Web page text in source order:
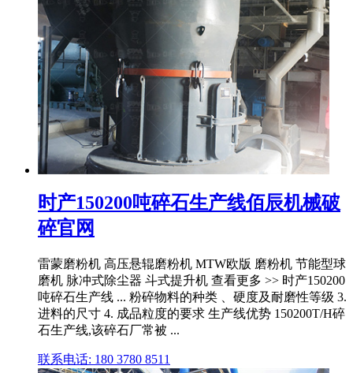
时产150200吨碎石生产线佰辰机械破
碎官网
雷蒙磨粉机 高压悬辊磨粉机 MTW欧版 磨粉机 节能型球
磨机 脉冲式除尘器 斗式提升机 查看更多 >> 时产150200
吨碎石生产线 ... 粉碎物料的种类 、硬度及耐磨性等级 3.
进料的尺寸 4. 成品粒度的要求 生产线优势 150200T/H碎
石生产线,该碎石厂常被 ...
联系电话: 180 3780 8511